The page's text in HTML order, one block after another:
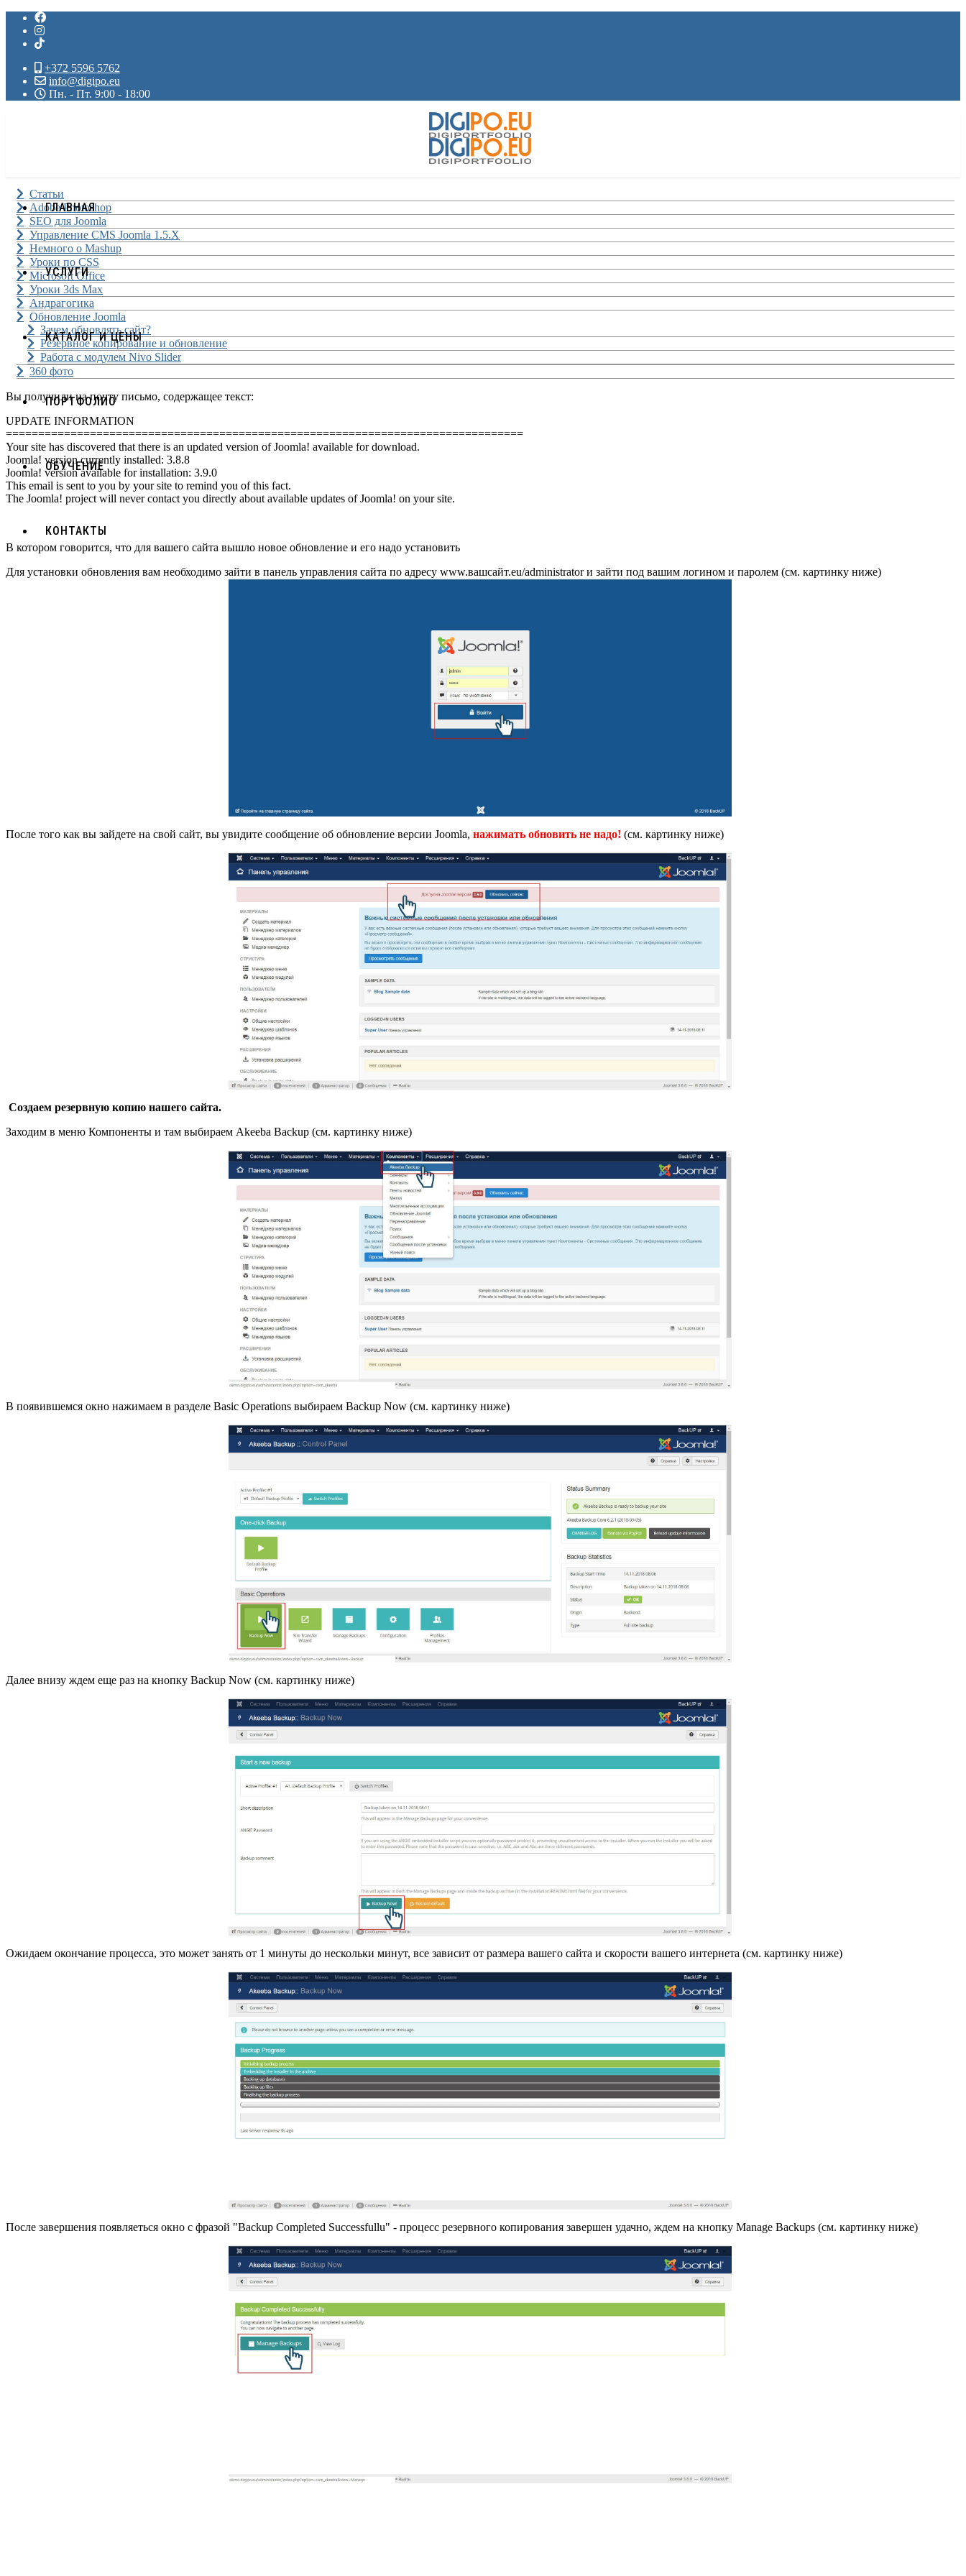
+372 5596 5762
info@digipo.eu
Пн. - Пт. 9:00 - 18:00
ГЛАВНАЯ
УСЛУГИ
КАТАЛОГ И ЦЕНЫ
ПОРТФОЛИО
ОБУЧЕНИЕ
КОНТАКТЫ
Статьи
Adobe Photoshop
SEO для Joomla
Управление CMS Joomla 1.5.X
Немного о Mashup
Уроки по CSS
Microsoft Office
Уроки 3ds Max
Андрагогика
Обновление Joomla
Зачем обновлять сайт?
Резервное копирование и обновление
Работа с модулем Nivo Slider
360 фото
Вы получили на почту письмо, содержащее текст:
UPDATE INFORMATION
================================================================================
Your site has discovered that there is an updated version of Joomla! available for download.
Joomla! version currently installed: 3.8.8
Joomla! version available for installation: 3.9.0
This email is sent to you by your site to remind you of this fact.
The Joomla! project will never contact you directly about available updates of Joomla! on your site.
В котором говорится, что для вашего сайта вышло новое обновление и его надо установить
Для установки обновления вам необходимо зайти в панель управления сайта по адресу www.вашсайт.eu/administrator и зайти под вашим логином и паролем (см. картинку ниже)
После того как вы зайдете на свой сайт, вы увидите сообщение об обновление версии Joomla, нажимать обновить не надо! (см. картинку ниже)
Создаем резервную копию нашего сайта.
Заходим в меню Компоненты и там выбираем Akeeba Backup (см. картинку ниже)
В появившемся окно нажимаем в разделе Basic Operations выбираем Backup Now (см. картинку ниже)
Далее внизу ждем еще раз на кнопку Backup Now (см. картинку ниже)
Ожидаем окончание процесса, это может занять от 1 минуты до нескольки минут, все зависит от размера вашего сайта и скорости вашего интернета (см. картинку ниже)
После завершения появляеться окно с фразой "Backup Completed Successfullu" - процесс резервного копирования завершен удачно, ждем на кнопку Manage Backups (см. картинку ниже)